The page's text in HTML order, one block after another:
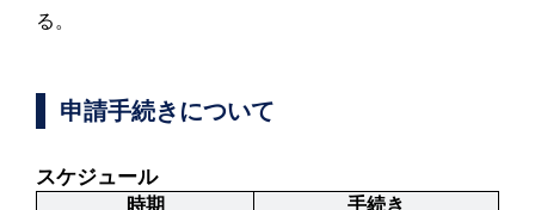
る。
申請手続きについて
スケジュール
時期 手続き